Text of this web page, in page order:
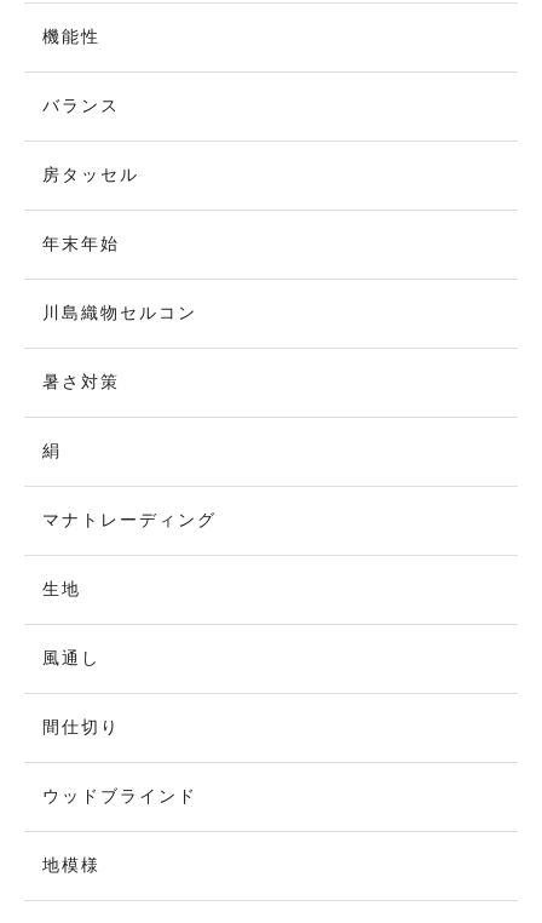
機能性
バランス
房タッセル
年末年始
川島織物セルコン
暑さ対策
絹
マナトレーディング
生地
風通し
間仕切り
ウッドブラインド
地模様